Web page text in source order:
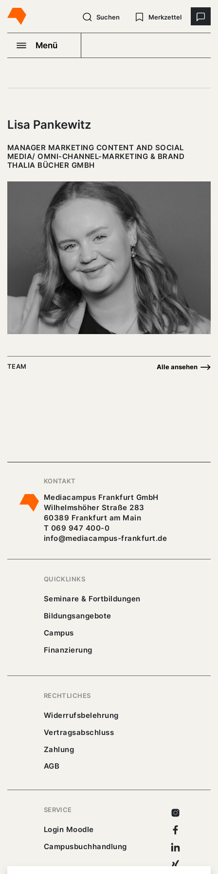
Suchen Merkzettel
Menü
Lisa Pankewitz
MANAGER MARKETING CONTENT AND SOCIAL
MEDIA/ OMNI-CHANNEL-MARKETING & BRAND
THALIA BÜCHER GMBH
TEAM Alle ansehen
KONTAKT
Mediacampus Frankfurt GmbH
Wilhelmshöher Straße 283
60389 Frankfurt am Main
T 069 947 400-0
info@mediacampus-frankfurt.de
QUICKLINKS
Seminare & Fortbildungen
Bildungsangebote
Campus
Finanzierung
RECHTLICHES
Widerrufsbelehrung
Vertragsabschluss
Zahlung
AGB
SERVICE
Login Moodle
Campusbuchhandlung
Instagram
Facebook
Linkedin
Xing